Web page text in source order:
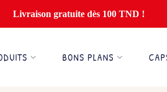
Livraison gratuite dès 100 TND !
BONS PLANS